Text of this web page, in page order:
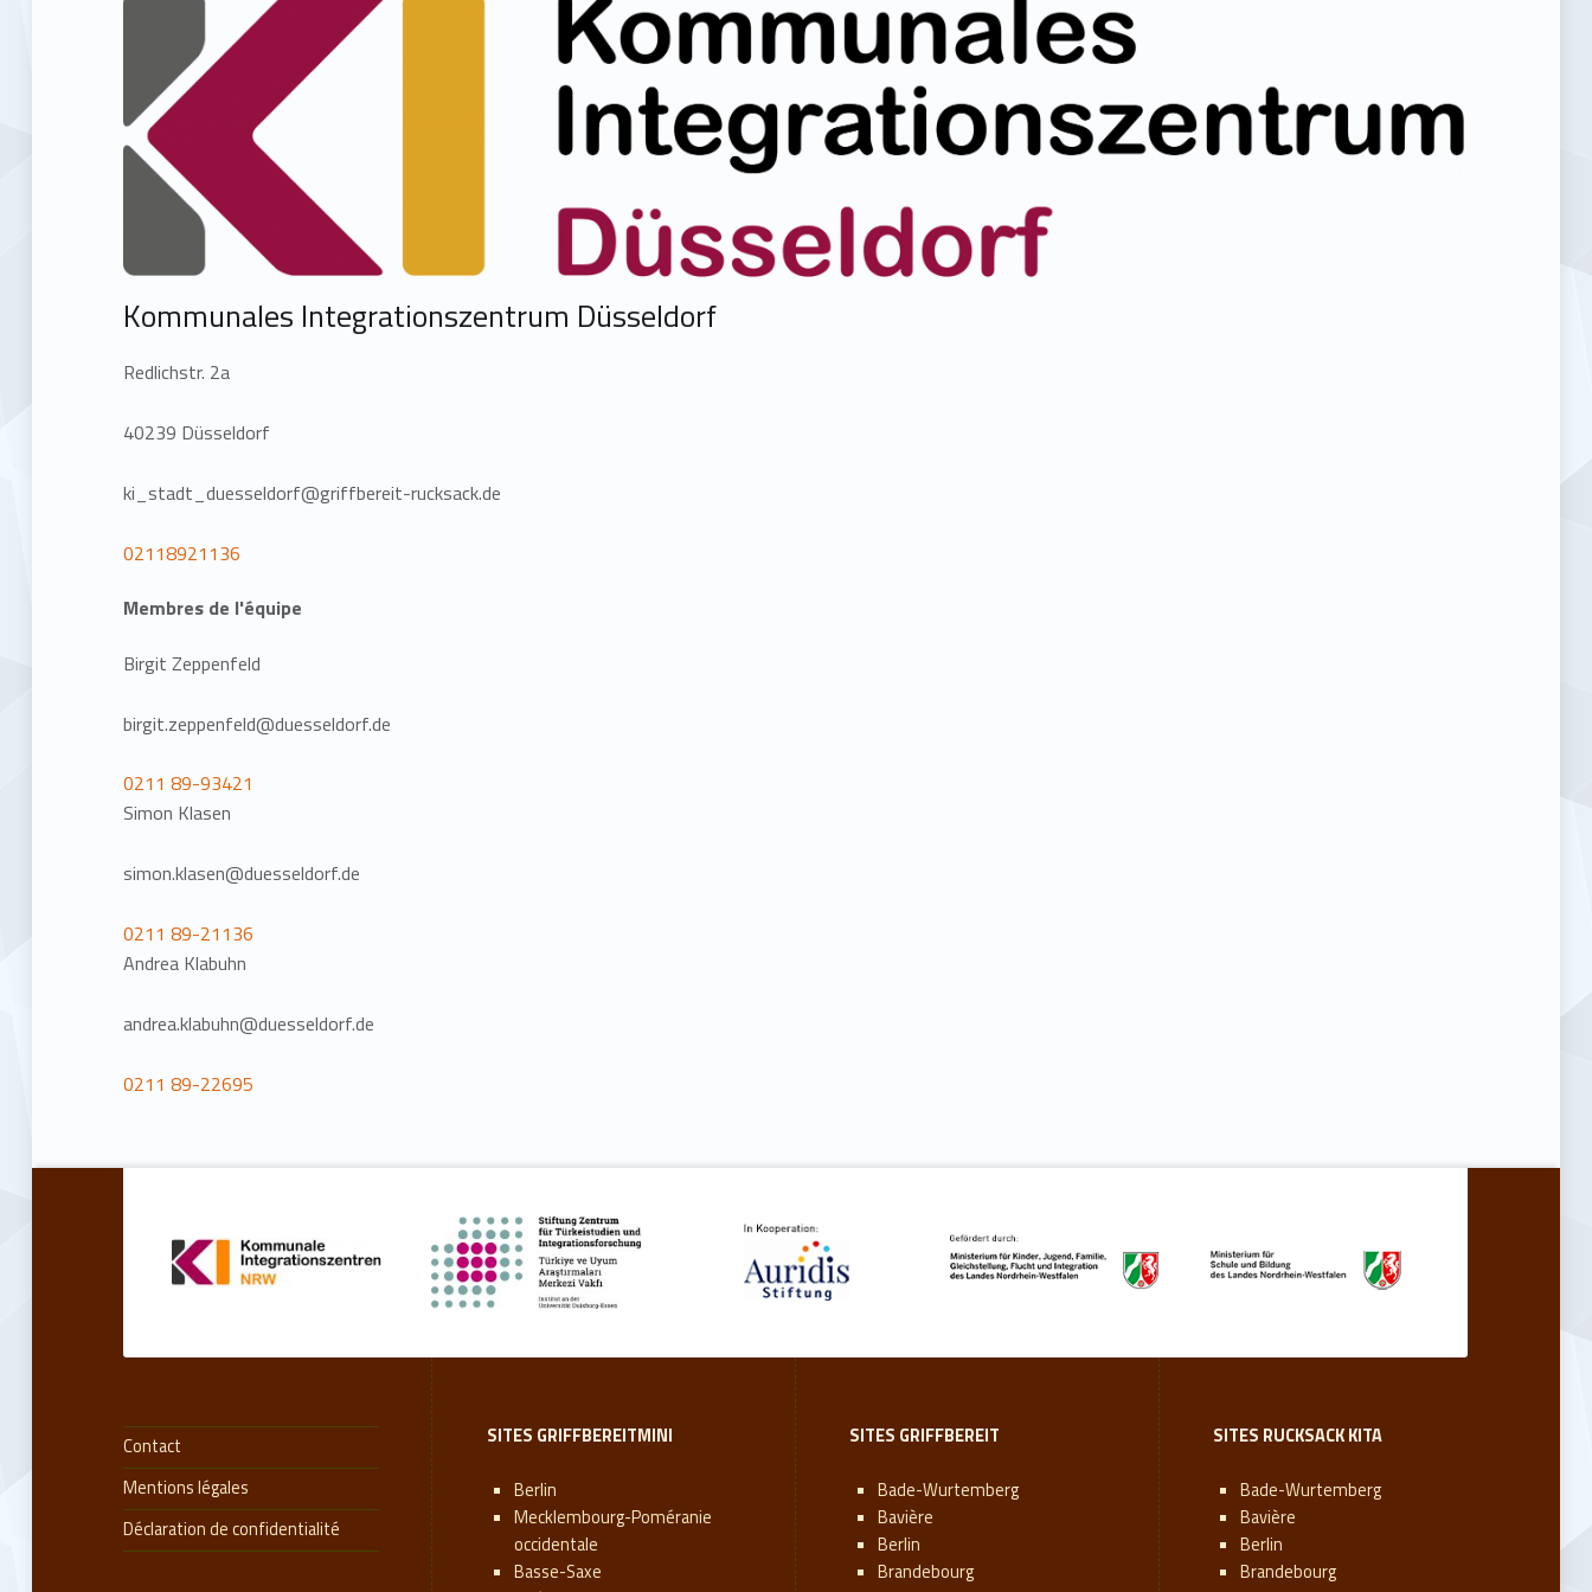
Kommunales Integrationszentrum Düsseldorf
Redlichstr. 2a
40239 Düsseldorf
ki_stadt_duesseldorf@griffbereit-rucksack.de
02118921136
Membres de l'équipe
Birgit Zeppenfeld
birgit.zeppenfeld@duesseldorf.de
0211 89-93421
Simon Klasen
simon.klasen@duesseldorf.de
0211 89-21136
Andrea Klabuhn
andrea.klabuhn@duesseldorf.de
0211 89-22695
Contact
Mentions légales
Déclaration de confidentialité
SITES GRIFFBEREITMINI
Berlin
Mecklembourg-Poméranie
occidentale
Basse-Saxe
SITES GRIFFBEREIT
Bade-Wurtemberg
Bavière
Berlin
Brandebourg
SITES RUCKSACK KITA
Bade-Wurtemberg
Bavière
Berlin
Brandebourg